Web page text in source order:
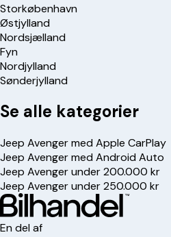
Storkøbenhavn
Østjylland
Nordsjælland
Fyn
Nordjylland
Sønderjylland
Se alle kategorier
Jeep Avenger med Apple CarPlay
Jeep Avenger med Android Auto
Jeep Avenger under 200.000 kr
Jeep Avenger under 250.000 kr
En del af